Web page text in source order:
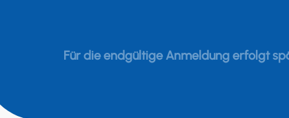
Für die endgültige Anmeldung erfolgt